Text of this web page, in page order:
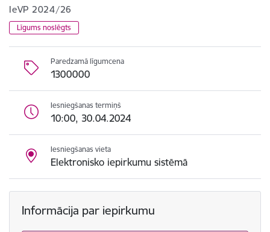
IeVP 2024/26
Līgums noslēgts
Paredzamā līgumcena
1300000
Iesniegšanas termiņš
10:00, 30.04.2024
Iesniegšanas vieta
Elektronisko iepirkumu sistēmā
Informācija par iepirkumu